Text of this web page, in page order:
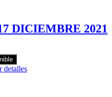
DICIEMBRE 2021
detalles